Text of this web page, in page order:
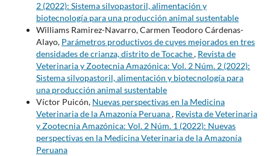
2 (2022): Sistema silvopastoril, alimentación y
biotecnología para una producción animal sustentable
Williams Ramirez-Navarro, Carmen Teodoro Cárdenas-
Alayo, Parámetros productivos de cuyes mejorados en tres
densidades de crianza, distrito de Tocache, Revista de
Veterinaria y Zootecnia Amazónica: Vol. 2 Núm. 2 (2022):
Sistema silvopastoril, alimentación y biotecnología para
una producción animal sustentable
Víctor Puicón, Nuevas perspectivas en la Medicina
Veterinaria de la Amazonía Peruana, Revista de Veterinaria
y Zootecnia Amazónica: Vol. 2 Núm. 1 (2022): Nuevas
perspectivas en la Medicina Veterinaria de la Amazonía
Peruana